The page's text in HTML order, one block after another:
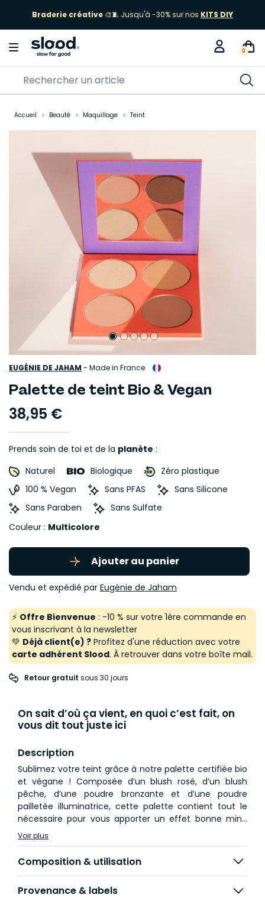
Braderie créative 🎨🧵 Jusqu'à -30% sur nos KITS DIY
0
Accueil Beauté Maquillage Teint
EUGÉNIE DE JAHAM - Made in France
Palette de teint Bio & Vegan
38,95 €
Prends soin de toi et de la planète :
Naturel
Biologique
Zéro plastique
100 % Vegan
Sans PFAS
Sans Silicone
Sans Paraben
Sans Sulfate
Couleur : Multicolore
Ajouter au panier
Vendu et expédié par Eugénie de Jaham
⚡ Offre Bienvenue : -10 % sur votre 1ère commande en
vous inscrivant à la newsletter
💚 Déjà client(e) ? Profitez d'une réduction avec votre
carte adhérent Slood. À retrouver dans votre boîte mail.
Retour gratuit sous 30 jours
On sait d’où ça vient, en quoi c’est fait, on
vous dit tout juste ici
Description
Sublimez votre teint grâce à notre palette certifiée bio
et végane ! Composée d’un blush rosé, d’un blush
pêche, d’une poudre bronzante et d’une poudre
pailletée illuminatrice, cette palette contient tout le
nécessaire pour vous apporter un effet bonne mine
immédiat ! La palette est également dotée d’un grand
miroir.
Voir plus
Composition & utilisation
Provenance & labels